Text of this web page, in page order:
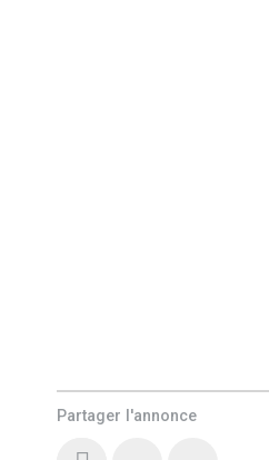
Partager l'annonce